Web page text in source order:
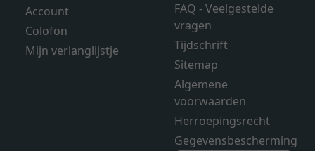
Account
Colofon
Mijn verlanglijstje
FAQ - Veelgestelde
vragen
Tijdschrift
Sitemap
Algemene
voorwaarden
Herroepingsrecht
Gegevensbescherming